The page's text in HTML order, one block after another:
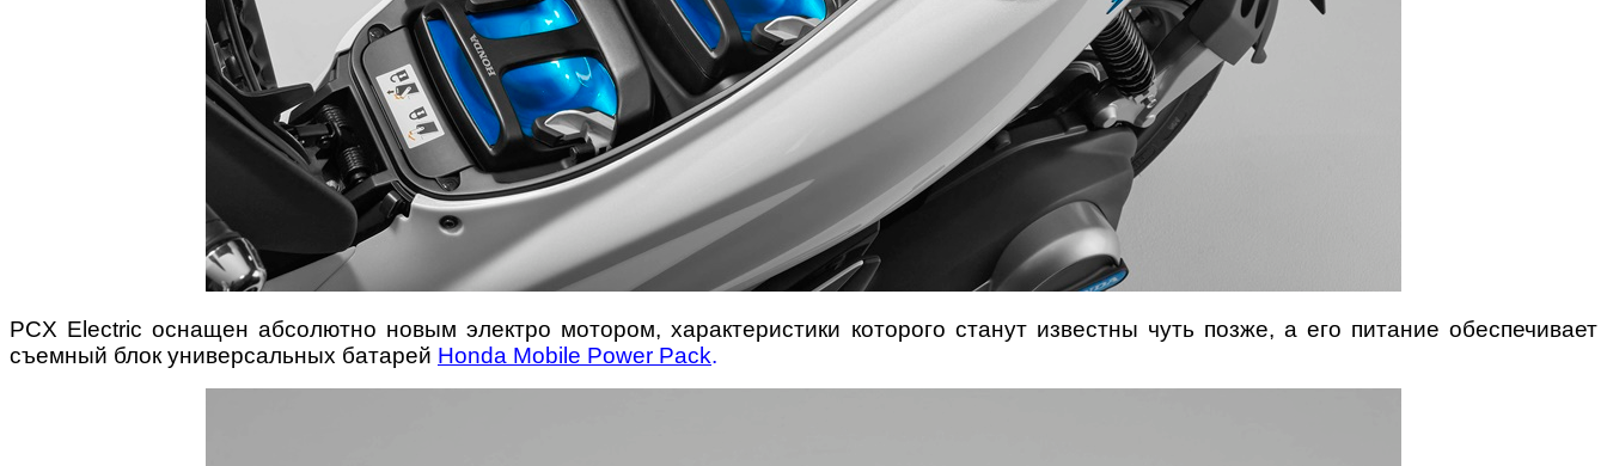
PCX Electric оснащен абсолютно новым электро мотором, характеристики которого станут известны чуть позже, а его питание обеспечивает
съемный блок универсальных батарей Honda Mobile Power Pack.